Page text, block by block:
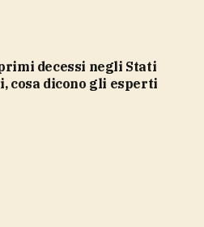
cosa dicono gli esperti